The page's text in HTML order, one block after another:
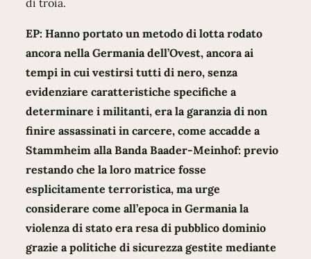
di troia.
EP: Hanno portato un metodo di lotta rodato
ancora nella Germania dell’Ovest, ancora ai
tempi in cui vestirsi tutti di nero, senza
evidenziare caratteristiche specifiche a
determinare i militanti, era la garanzia di non
finire assassinati in carcere, come accadde a
Stammheim alla Banda Baader-Meinhof: previo
restando che la loro matrice fosse
esplicitamente terroristica, ma urge
considerare come all’epoca in Germania la
violenza di stato era resa di pubblico dominio
grazie a politiche di sicurezza gestite mediante